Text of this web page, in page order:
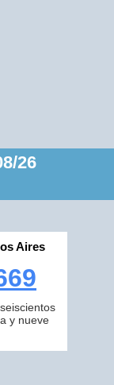
26
Aires
y nueve